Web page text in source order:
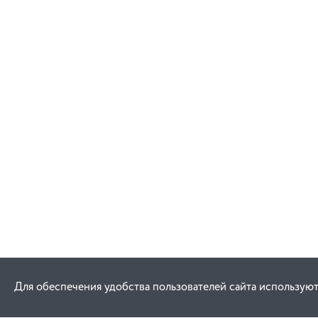
Для обеспечения удобства пользователей сайта